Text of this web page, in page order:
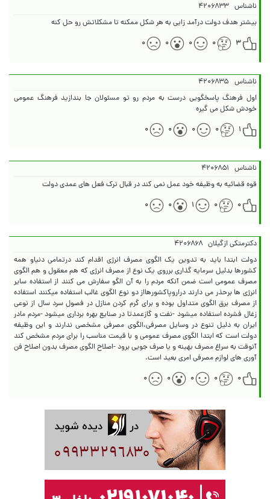
ناشناس ۴۲۰۶۸۳۳
بیشتر هدف دولت درآمد زایی به هر شکل ممکنه تا مشکلاتش رو حل کنه
۳
۰ ۰ ۰ ۰
ناشناس ۴۲۰۶۸۳۵
اول فرهنگ پاسخگویی درست به مردم رو تو مسئولان جا بندازید فرهنگ عمومی
خودش شکل می گیره
۱
۰ ۰ ۰ ۰
ناشناس ۴۲۰۶۸۵۱
قوه قضائیه به وظیفه خود عمل نمی کند در قبال ترک فعل های عمدی دولت
۰
۰ ۱ ۰ ۰
دکترمتکی ازگیلان ۴۲۰۶۸۶۸
دولت ابتدا باید به تدوین یک الگوی مصرف انرژی اقدام کند درتمامی دنیاو همه
کشورها بدلیل سرمایه گذاری برروی یک نوع از مصرف انرژی که هم معقول و هم الگوی
مصرف عمومی است ضمن آنکه مردم را به آن الگو سفارش می کنند از استفاده سایر
انرژی ها برحذر می دارند دراروپاکشورهااز دو نوع الگوی غالب استفاده میکنند استفاده
از مصرف برق الگوی متداول بوده و برای گرم کردن منازل در فصول سرد سال از نوعی
زغال فشرده استفاده میشود -نفت و گازعمدتا در صنایع بهره برداری میشود -مردم مادر
ایران به دلیل تنوع در وسایل مصرفی،الگوی مصرفی مشخصی ندارند و این وظیفه
دولت است که ابتدا الگوی مصرف عمومی و با قیمت مناسب را برای مردم مشخص کند
آنوقت به سراغ مصرف بهینه و یا صرف جویی برود -اصلاح الگوی مصرف بدون اصلاح فن
آوری های لوازم مصرفی امری بعید است.
۰
۰ ۰ ۰ ۰